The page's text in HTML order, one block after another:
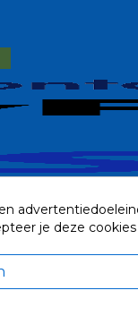
je deze